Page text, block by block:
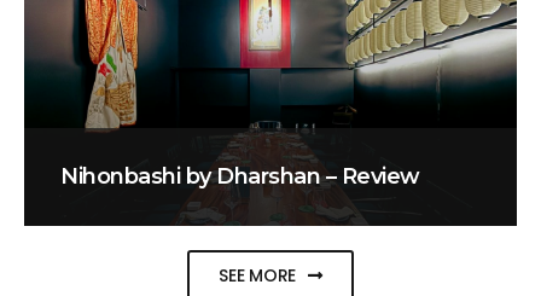
Nihonbashi by Dharshan – Review
SEE MORE